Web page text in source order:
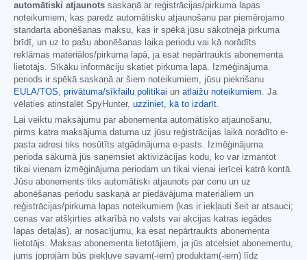
automātiski atjaunots saskaņā ar reģistrācijas/pirkuma lapas
noteikumiem, kas paredz automātisku atjaunošanu par piemērojamo
standarta abonēšanas maksu, kas ir spēkā jūsu sākotnējā pirkuma
brīdī, un uz to pašu abonēšanas laika periodu vai kā norādīts
reklāmas materiālos/pirkuma lapā, ja esat nepārtraukts abonementa
lietotājs. Sīkāku informāciju skatiet pirkuma lapā. Izmēģinājuma
periods ir spēkā saskaņā ar šiem noteikumiem, jūsu piekrišanu
EULA/TOS, privātuma/sīkfailu politikai un atlaižu noteikumiem. Ja
vēlaties atinstalēt SpyHunter, uzziniet, kā to izdarīt.
Lai veiktu maksājumu par abonementa automātisko atjaunošanu,
pirms katra maksājuma datuma uz jūsu reģistrācijas laikā norādīto e-
pasta adresi tiks nosūtīts atgādinājuma e-pasts. Izmēģinājuma
perioda sākumā jūs saņemsiet aktivizācijas kodu, ko var izmantot
tikai vienam izmēģinājuma periodam un tikai vienai ierīcei katrā kontā.
Jūsu abonements tiks automātiski atjaunots par cenu un uz
abonēšanas periodu saskaņā ar piedāvājuma materiāliem un
reģistrācijas/pirkuma lapas noteikumiem (kas ir iekļauti šeit ar atsauci;
cenas var atšķirties atkarībā no valsts vai akcijas katras iegādes
lapas detaļās), ar nosacījumu, ka esat nepārtraukts abonementa
lietotājs. Maksas abonementa lietotājiem, ja jūs atcelsiet abonementu,
jums joprojām būs piekļuve savam(-iem) produktam(-iem) līdz